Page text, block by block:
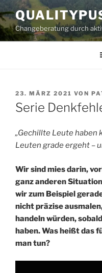
Zum
Inhalt
springenChangeberatung durch
VERÖFFENTLICHT
AM
23. MÄRZ 2021 VON
Serie
„Gechillte Leute haben
Leuten grade ergeht –
Wir sind mies darin,
ganz anderen
wir zum Beispiel
nicht präzise
handeln würden,
haben. Was heißt das
man tun?